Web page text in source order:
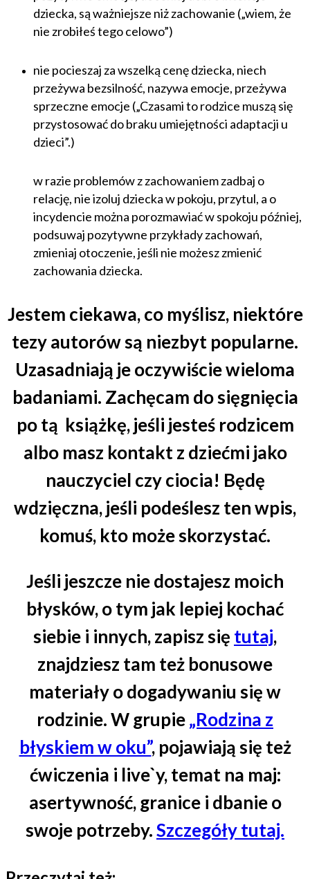
dziecka, są ważniejsze niż zachowanie („wiem, że
nie zrobiłeś tego celowo”)
nie pocieszaj za wszelką cenę dziecka, niech
przeżywa bezsilność, nazywa emocje, przeżywa
sprzeczne emocje („Czasami to rodzice muszą się
przystosować do braku umiejętności adaptacji u
dzieci”.)
w razie problemów z zachowaniem zadbaj o
relację, nie izoluj dziecka w pokoju, przytul, a o
incydencie można porozmawiać w spokoju później,
podsuwaj pozytywne przykłady zachowań,
zmieniaj otoczenie, jeśli nie możesz zmienić
zachowania dziecka.
Jestem ciekawa, co myślisz, niektóre
tezy autorów są niezbyt popularne.
Uzasadniają je oczywiście wieloma
badaniami. Zachęcam do sięgnięcia
po tą książkę, jeśli jesteś rodzicem
albo masz kontakt z dziećmi jako
nauczyciel czy ciocia! Będę
wdzięczna, jeśli podeślesz ten wpis,
komuś, kto może skorzystać.
Jeśli jeszcze nie dostajesz moich
błysków, o tym jak lepiej kochać
siebie i innych, zapisz się tutaj,
znajdziesz tam też bonusowe
materiały o dogadywaniu się w
rodzinie. W grupie„Rodzina z
błyskiem w oku”, pojawiają się też
ćwiczenia i live`y, temat na maj:
asertywność, granice i dbanie o
swoje potrzeby.Szczegóły tutaj.